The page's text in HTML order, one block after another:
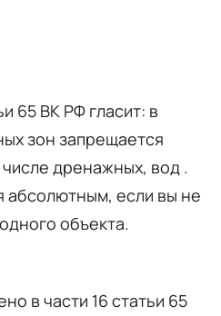
65 ВК РФ гласит: в
зон запрещается
дренажных, вод .
абсолютным, если вы не
объекта.
в части 16 статьи 65